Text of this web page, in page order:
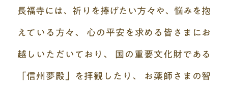
長福寺には、祈りを捧げたい方々や、 悩みを抱
えている方々、 心の平安を求める皆さまにお
越しいただいており、 国の重要文化財である
「信州夢殿」を拝観したり、 お薬師さまの智